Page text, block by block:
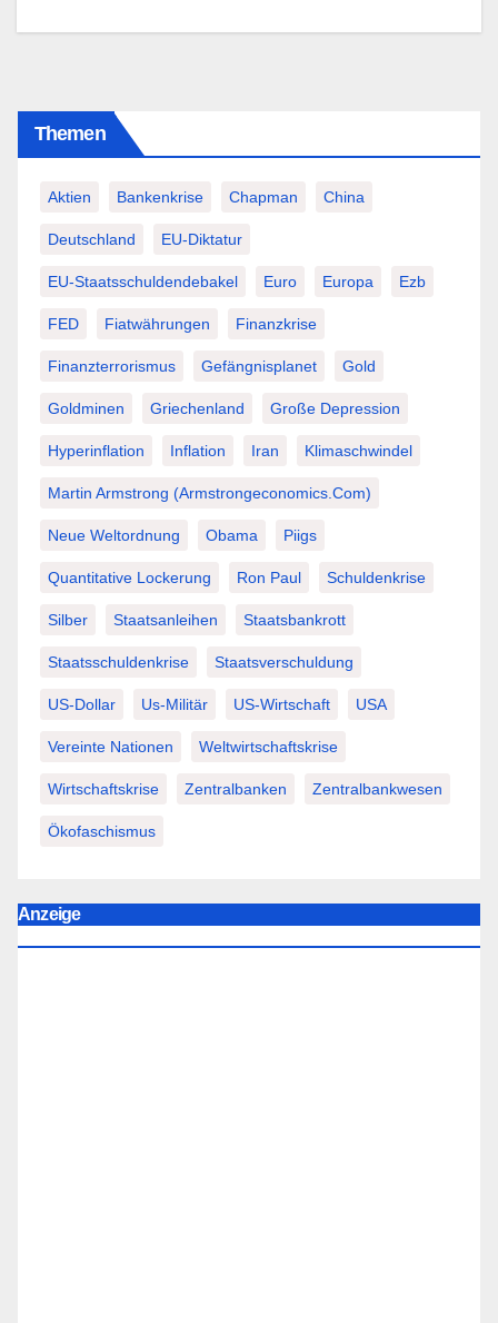
Themen
Aktien Bankenkrise Chapman China
Deutschland EU-Diktatur
EU-Staatsschuldendebakel Euro Europa Ezb
FED Fiatwährungen Finanzkrise
Finanzterrorismus Gefängnisplanet Gold
Goldminen Griechenland Große Depression
Hyperinflation Inflation Iran Klimaschwindel
Martin Armstrong (Armstrongeconomics.com)
Neue Weltordnung Obama Piigs
Quantitative Lockerung Ron Paul Schuldenkrise
Silber Staatsanleihen Staatsbankrott
Staatsschuldenkrise Staatsverschuldung
US-Dollar Us-Militär US-Wirtschaft USA
Vereinte Nationen Weltwirtschaftskrise
Wirtschaftskrise Zentralbanken Zentralbankwesen
Ökofaschismus
Anzeige